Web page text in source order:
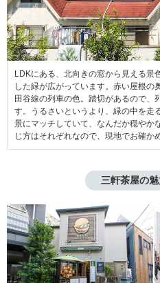
LDKにある、北向きの窓から見える景
した緑が広がっています。赤い屋根の
田谷線の列車の色。踏切があるので、
す。うるさいというより、緑の中を走
景にマッチしていて、なんだか穏やか
じ方はそれぞれなので、現地でお確か
三軒茶屋の